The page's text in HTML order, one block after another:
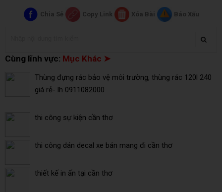
Chia Sẻ Copy Link Xóa Bài Báo Xấu
Cùng lĩnh vực: Mục Khác ➤
Thùng đựng rác bảo vệ môi trường, thùng rác 120l 240
giá rẻ- lh 0911082000
thi công sự kiện cần thơ
thi công dán decal xe bán mang đi cần thơ
thiết kế in ấn tại cần thơ